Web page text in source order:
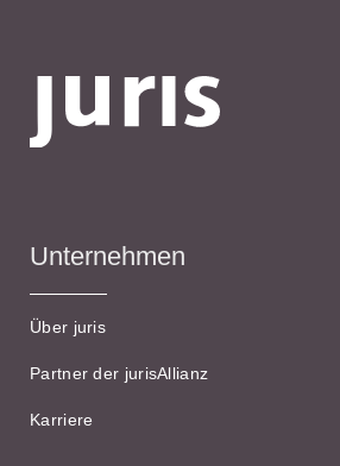
Unternehmen
Über juris
Partner der jurisAllianz
Karriere